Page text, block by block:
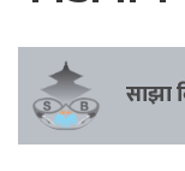
साझा